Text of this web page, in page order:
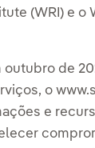
(WRI) e o
de
o
e